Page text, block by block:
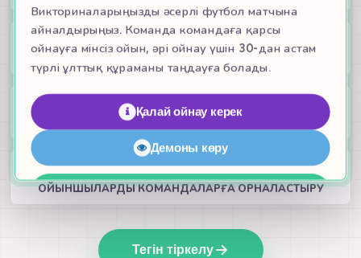
4
2-10
100
ОЙЫНШЫЛАРДЫ КОМАНДАЛАРҒА ОРНАЛАСТЫРУ
Тегін тіркелу
Викториналарыңызды әсерлі футбол матчына
айналдырыңыз. Команда командаға қарсы
ойнауға мінсіз ойын, әрі ойнау үшін 30-дан астам
түрлі ұлттық құраманы таңдауға болады.
Қалай ойнау керек
Демоны көру
Сынып ойынын бастай алады